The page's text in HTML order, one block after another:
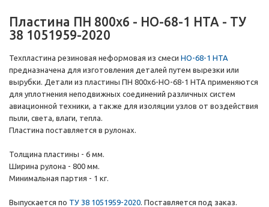
Пластина ПН 800х6 - НО-68-1 НТА - ТУ
38 1051959-2020
Техпластина резиновая неформовая из смеси НО-68-1 НТА
предназначена для изготовления деталей путем вырезки или
вырубки. Детали из пластины ПН 800х6-НО-68-1 НТА применяются
для уплотнения неподвижных соединений различных систем
авиационной техники, а также для изоляции узлов от воздействия
пыли, света, влаги, тепла.
Пластина поставляется в рулонах.
Толщина пластины - 6 мм.
Ширина рулона - 800 мм.
Минимальная партия - 1 кг.
Выпускается по ТУ 38 1051959-2020. Поставляется под заказ.